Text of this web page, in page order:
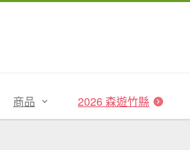
商品 2026 森遊竹縣